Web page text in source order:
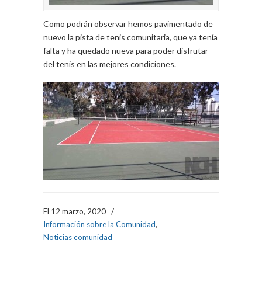
Como podrán observar hemos pavimentado de
nuevo la pista de tenis comunitaria, que ya tenía
falta y ha quedado nueva para poder disfrutar
del tenis en las mejores condiciones.
El 12 marzo, 2020 /
Información sobre la Comunidad,
Noticias comunidad